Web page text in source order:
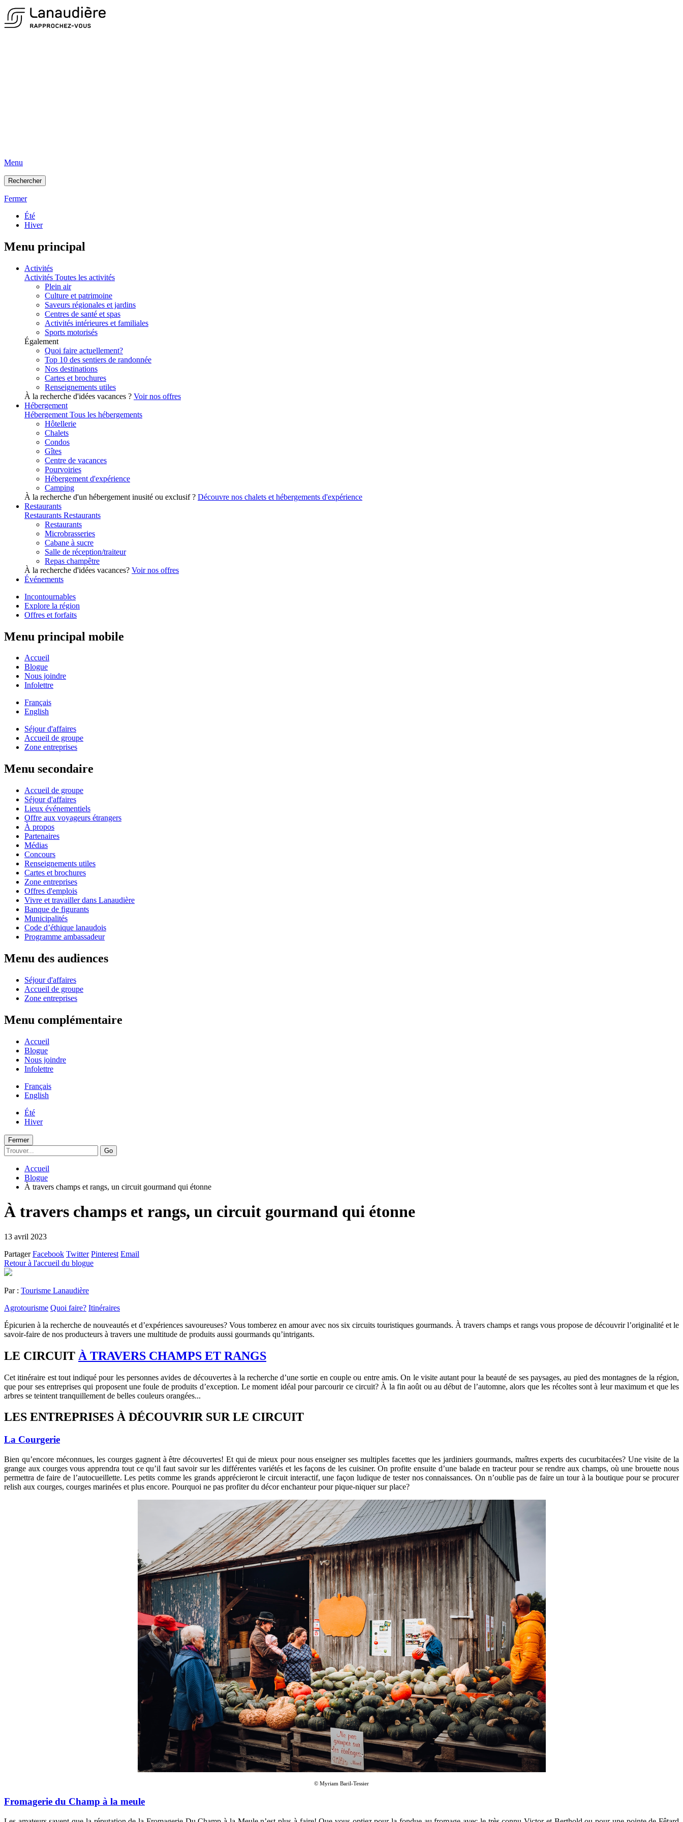
Menu
Rechercher
Fermer
Été
Hiver
Menu principal
Activités
Activités Toutes les activités
Plein air
Culture et patrimoine
Saveurs régionales et jardins
Centres de santé et spas
Activités intérieures et familiales
Sports motorisés
Également
Quoi faire actuellement?
Top 10 des sentiers de randonnée
Nos destinations
Cartes et brochures
Renseignements utiles
À la recherche d'idées vacances ? Voir nos offres
Hébergement
Hébergement Tous les hébergements
Hôtellerie
Chalets
Condos
Gîtes
Centre de vacances
Pourvoiries
Hébergement d'expérience
Camping
À la recherche d'un hébergement inusité ou exclusif ? Découvre nos chalets et hébergements d'expérience
Restaurants
Restaurants Restaurants
Restaurants
Microbrasseries
Cabane à sucre
Salle de réception/traiteur
Repas champêtre
À la recherche d'idées vacances? Voir nos offres
Événements
Incontournables
Explore la région
Offres et forfaits
Menu principal mobile
Accueil
Blogue
Nous joindre
Infolettre
Français
English
Séjour d'affaires
Accueil de groupe
Zone entreprises
Menu secondaire
Accueil de groupe
Séjour d'affaires
Lieux événementiels
Offre aux voyageurs étrangers
À propos
Partenaires
Médias
Concours
Renseignements utiles
Cartes et brochures
Zone entreprises
Offres d'emplois
Vivre et travailler dans Lanaudière
Banque de figurants
Municipalités
Code d’éthique lanaudois
Programme ambassadeur
Menu des audiences
Séjour d'affaires
Accueil de groupe
Zone entreprises
Menu complémentaire
Accueil
Blogue
Nous joindre
Infolettre
Français
English
Été
Hiver
Fermer
Go
Accueil
Blogue
À travers champs et rangs, un circuit gourmand qui étonne
À travers champs et rangs, un circuit gourmand qui étonne
13 avril 2023
Partager Facebook Twitter Pinterest Email
Retour à l'accueil du blogue
Par : Tourisme Lanaudière
Agrotourisme Quoi faire? Itinéraires
Épicurien à la recherche de nouveautés et d’expériences savoureuses? Vous tomberez en amour avec nos six circuits touristiques gourmands. À travers champs et rangs vous propose de découvrir l’originalité et le
savoir-faire de nos producteurs à travers une multitude de produits aussi gourmands qu’intrigants.
LE CIRCUIT À TRAVERS CHAMPS ET RANGS
Cet itinéraire est tout indiqué pour les personnes avides de découvertes à la recherche d’une sortie en couple ou entre amis. On le visite autant pour la beauté de ses paysages, au pied des montagnes de la région,
que pour ses entreprises qui proposent une foule de produits d’exception. Le moment idéal pour parcourir ce circuit? À la fin août ou au début de l’automne, alors que les récoltes sont à leur maximum et que les
arbres se teintent tranquillement de belles couleurs orangées...
LES ENTREPRISES À DÉCOUVRIR SUR LE CIRCUIT
La Courgerie
Bien qu’encore méconnues, les courges gagnent à être découvertes! Et qui de mieux pour nous enseigner ses multiples facettes que les jardiniers gourmands, maîtres experts des cucurbitacées? Une visite de la
grange aux courges vous apprendra tout ce qu’il faut savoir sur les différentes variétés et les façons de les cuisiner. On profite ensuite d’une balade en tracteur pour se rendre aux champs, où une brouette nous
permettra de faire de l’autocueillette. Les petits comme les grands apprécieront le circuit interactif, une façon ludique de tester nos connaissances. On n’oublie pas de faire un tour à la boutique pour se procurer
relish aux courges, courges marinées et plus encore. Pourquoi ne pas profiter du décor enchanteur pour pique-niquer sur place?
© Myriam Baril-Tessier
Fromagerie du Champ à la meule